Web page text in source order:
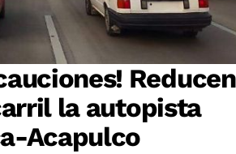
Reducen
la autopista
Acapulco